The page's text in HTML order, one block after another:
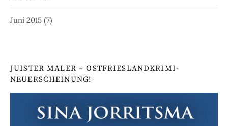
Juni 2015 (7)
JUISTER MALER – OSTFRIESLANDKRIMI-
NEUERSCHEINUNG!